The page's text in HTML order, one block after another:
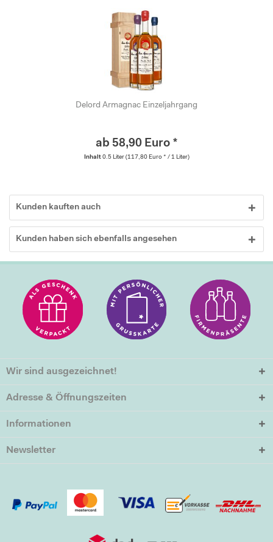
Delord Armagnac Einzeljahrgang
ab 58,90 Euro *
Inhalt 0.5 Liter (117,80 Euro * / 1 Liter)
Kunden kauften auch
Kunden haben sich ebenfalls angesehen
Wir sind ausgezeichnet!
Adresse & Öffnungszeiten
Informationen
Newsletter